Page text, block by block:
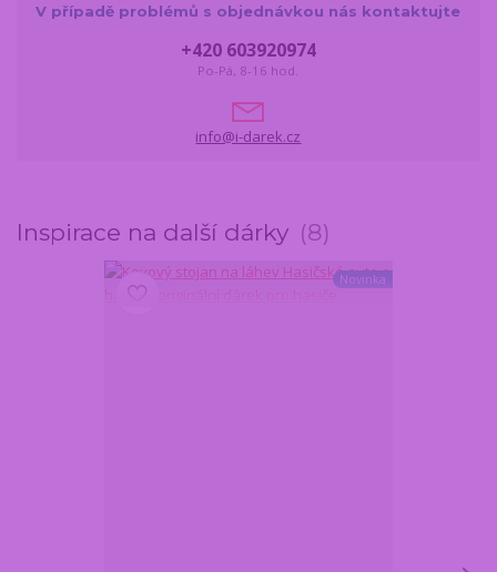
V případě problémů s objednávkou nás kontaktujte
+420 603920974
Po-Pá, 8-16 hod.
info@i-darek.cz
Inspirace na další dárky 8
Novinka